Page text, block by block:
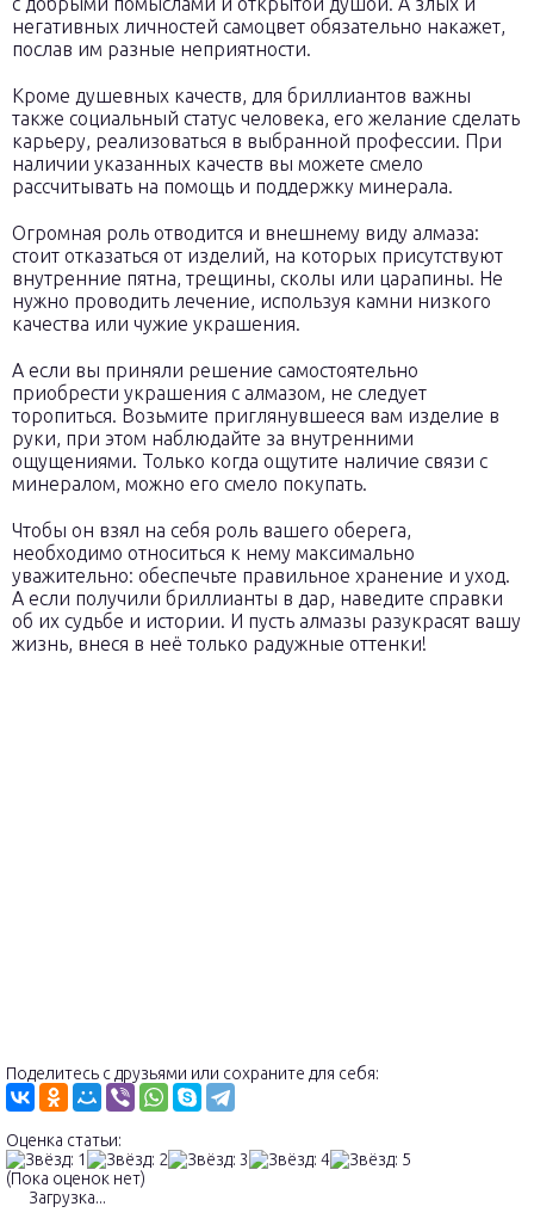
негативных личностей самоцвет обязательно накажет,
послав им разные неприятности.
Кроме душевных качеств, для бриллиантов важны
также социальный статус человека, его желание сделать
карьеру, реализоваться в выбранной профессии. При
наличии указанных качеств вы можете смело
рассчитывать на помощь и поддержку минерала.
Огромная роль отводится и внешнему виду алмаза:
стоит отказаться от изделий, на которых присутствуют
внутренние пятна, трещины, сколы или царапины. Не
нужно проводить лечение, используя камни низкого
качества или чужие украшения.
А если вы приняли решение самостоятельно
приобрести украшения с алмазом, не следует
торопиться. Возьмите приглянувшееся вам изделие в
руки, при этом наблюдайте за внутренними
ощущениями. Только когда ощутите наличие связи с
минералом, можно его смело покупать.
Чтобы он взял на себя роль вашего оберега,
необходимо относиться к нему максимально
уважительно: обеспечьте правильное хранение и уход.
А если получили бриллианты в дар, наведите справки
об их судьбе и истории. И пусть алмазы разукрасят вашу
жизнь, внеся в неё только радужные оттенки!
Поделитесь с друзьями или сохраните для себя:
Оценка статьи:
(Пока оценок нет)
Загрузка...